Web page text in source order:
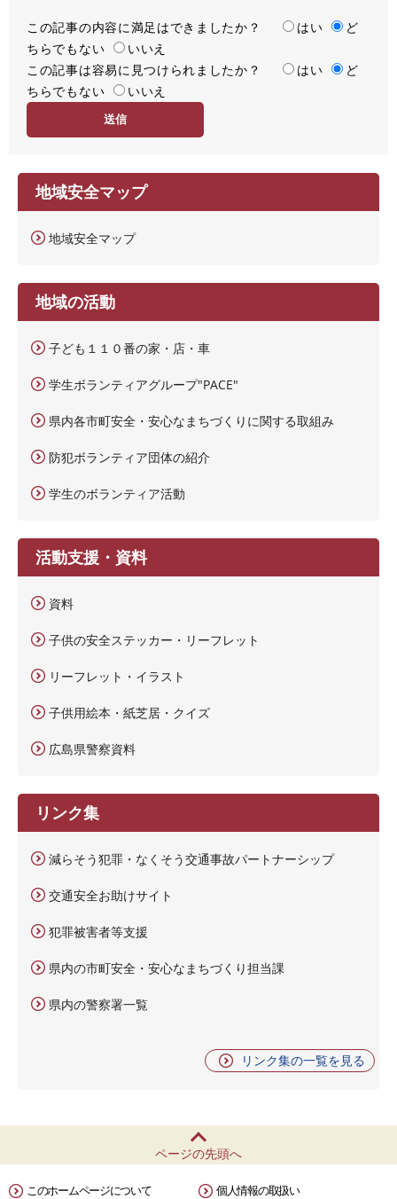
満
足
度
この記事の内容に満足はできましたか？ はい
ど
ちらでもない
いいえ
容
易
この記事は容易に見つけられましたか？ はい
ど
ちらでもない
いいえ
地域安全マップ
地域安全マップ
地域の活動
子ども１１０番の家・店・車
学生ボランティアグループ"PACE"
県内各市町安全・安心なまちづくりに関する取組み
防犯ボランティア団体の紹介
学生のボランティア活動
活動支援・資料
資料
子供の安全ステッカー・リーフレット
リーフレット・イラスト
子供用絵本・紙芝居・クイズ
広島県警察資料
リンク集
減らそう犯罪・なくそう交通事故パートナーシップ
交通安全お助けサイト
犯罪被害者等支援
県内の市町安全・安心なまちづくり担当課
県内の警察署一覧
リンク集の一覧を見る
ページの先頭へ
このホームページについて 個人情報の取扱い